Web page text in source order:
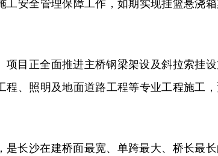
工安全管理保障工作，如期实现挂篮悬浇
项目正全面推进主桥钢梁架设及斜拉索挂
程、照明及地面道路工程等专业工程施工
是长沙在建桥面最宽、单跨最大、桥长最